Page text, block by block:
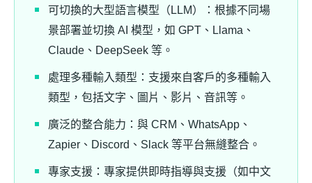
可切換的大型語言模型（LLM）：根據不同場
景部署並切換 AI 模型，如 GPT、Llama、
Claude、DeepSeek 等。
處理多種輸入類型：支援來自客戶的多種輸入
類型，包括文字、圖片、影片、音訊等。
廣泛的整合能力：與 CRM、WhatsApp、
Zapier、Discord、Slack 等平台無縫整合。
專家支援：專家提供即時指導與支援（如中文